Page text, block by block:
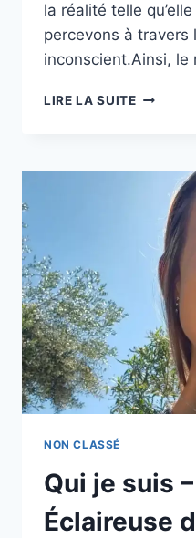
la réalité telle
percevons à travers
inconscient.Ainsi, le
LIRE LA SUITE
NON CLASSÉ
Qui je suis
Éclaireuse